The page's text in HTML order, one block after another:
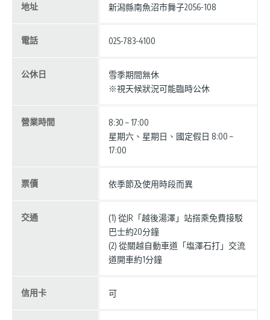
地址 新潟縣南魚沼市舞子2056-108
電話 025-783-4100
公休日
雪季期間無休
※視天候狀況可能臨時公休
營業時間
8:30 – 17:00
星期六、星期日、國定假日 8:00 –
17:00
票價 依季節及使用時段而異
交通
(1) 從JR「越後湯澤」站搭乘免費接駁
巴士約20分鐘
(2) 從關越自動車道「塩澤石打」交流
道開車約1分鐘
信用卡 可